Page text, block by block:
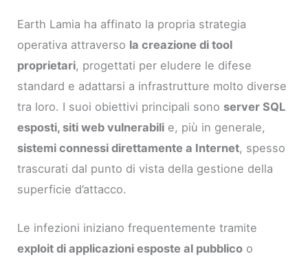
Earth Lamia ha affinato la propria strategia
operativa attraverso la creazione di tool
proprietari, progettati per eludere le difese
standard e adattarsi a infrastrutture molto diverse
tra loro. I suoi obiettivi principali sono server SQL
esposti, siti web vulnerabili e, più in generale,
sistemi connessi direttamente a Internet, spesso
trascurati dal punto di vista della gestione della
superficie d’attacco.
Le infezioni iniziano frequentemente tramite
exploit di applicazioni esposte al pubblico o